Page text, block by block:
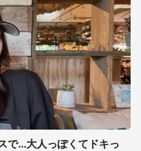
で...大人っぽくてドキっ